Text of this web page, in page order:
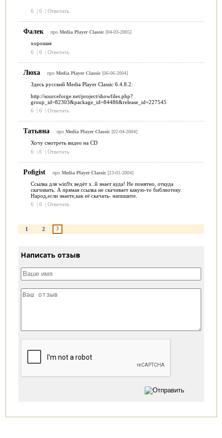
6 | 6 | Ответить
Фалек про Media Player Classic [04-03-2005]
хорошая
6
| 6 | Ответить
Люха про Media Player Classic [06-06-2004]
Здесь русский Media Player Classic 6.4.8.2:
http://sourceforge.net/project/showfiles.php?
group_id=82303&package_id=84486&release_id=227545
6
| 6 | Ответить
Татьяна про Media Player Classic [02-04-2004]
Хочу смотреть видео на CD
6
| 6 | Ответить
Pofigist про Media Player Classic [13-01-2004]
Ссылка для win9x ведёт х..й знает куда! Не понятно, откуда
скачивать. А прямая ссылка не скачивает какую-то библиотеку.
Народ,если знаете,как её скачать- напишите.
6
| 6 | Ответить
1 2 3
Написать отзыв